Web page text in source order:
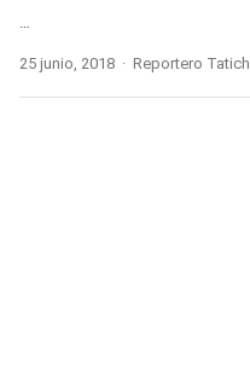
…
25 junio, 2018 Author
Reportero Tatich